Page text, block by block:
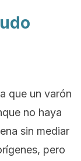
que un varón
no haya
sin mediar
pero